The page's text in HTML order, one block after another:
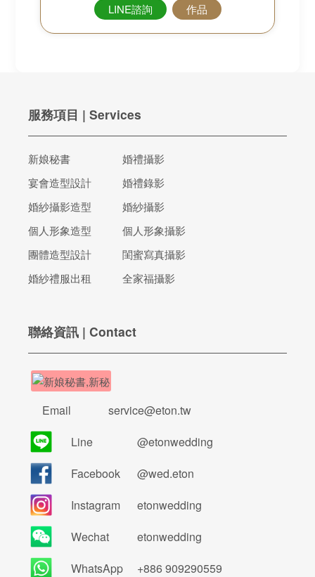
LINE諮詢 作品
服務項目 | Services
新娘秘書
宴會造型設計
婚紗攝影造型
個人形象造型
團體造型設計
婚紗禮服出租
婚禮攝影
婚禮錄影
婚紗攝影
個人形象攝影
閨蜜寫真攝影
全家福攝影
聯絡資訊 | Contact
Email
service@eton.tw
Line
@etonwedding
Facebook
@wed.eton
Instagram
etonwedding
Wechat
etonwedding
WhatsApp
+886 909290559